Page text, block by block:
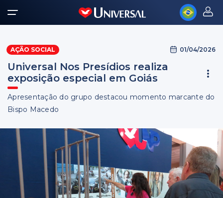
AÇÃO SOCIAL 01/04/2026
Universal Nos Presídios realiza
exposição especial em Goiás
Apresentação do grupo destacou momento marcante do
Bispo Macedo